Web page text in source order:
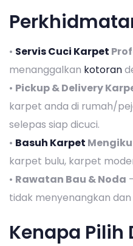
• Servis Cuci Karpet
menanggalkan kotoran
• Pickup & Delivery
karpet anda di rumah/
selepas siap dicuci.
• Basuh Karpet
karpet bulu, karpet
• Rawatan Bau & Noda
tidak menyenangkan
Kenapa Pilih